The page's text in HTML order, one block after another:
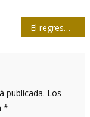
El regreso de Pablo
publicada. Los
*